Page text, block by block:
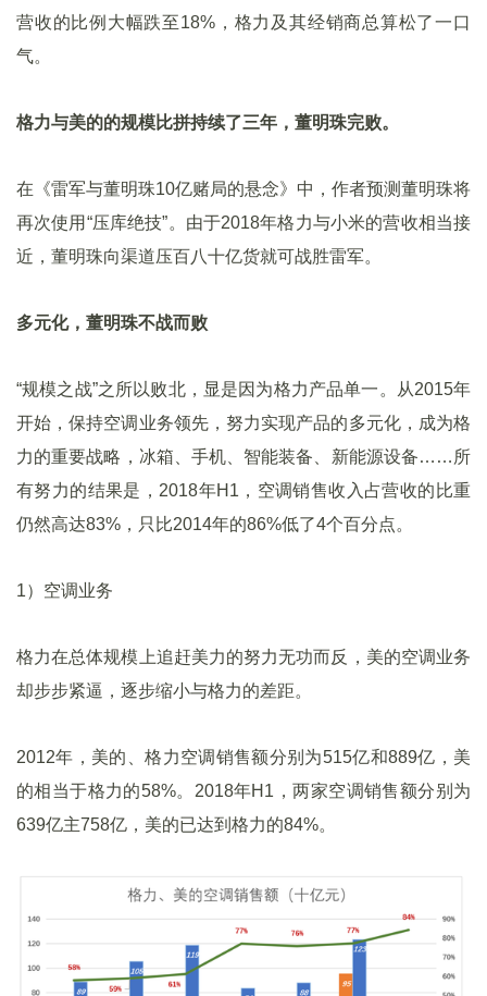
营收的比例大幅跌至18%，格力及其经销商总算松了一口
气。
格力与美的的规模比拼持续了三年，董明珠完败。
在《雷军与董明珠10亿赌局的悬念》中，作者预测董明珠将
再次使用“压库绝技”。由于2018年格力与小米的营收相当接
近，董明珠向渠道压百八十亿货就可战胜雷军。
多元化，董明珠不战而败
“规模之战”之所以败北，显是因为格力产品单一。从2015年
开始，保持空调业务领先，努力实现产品的多元化，成为格
力的重要战略，冰箱、手机、智能装备、新能源设备……所
有努力的结果是，2018年H1，空调销售收入占营收的比重
仍然高达83%，只比2014年的86%低了4个百分点。
1）空调业务
格力在总体规模上追赶美力的努力无功而反，美的空调业务
却步步紧逼，逐步缩小与格力的差距。
2012年，美的、格力空调销售额分别为515亿和889亿，美
的相当于格力的58%。2018年H1，两家空调销售额分别为
639亿主758亿，美的已达到格力的84%。